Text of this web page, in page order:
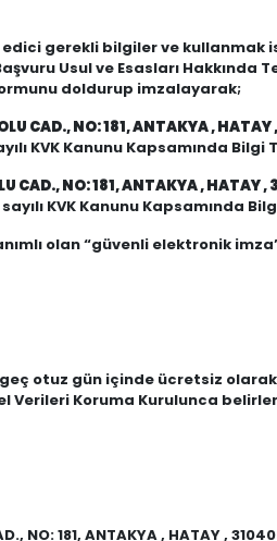
gerekli bilgiler ve kullanmak
Usul ve Esasları Hakkında
doldurup imzalayarak;
CAD., NO: 181, ANTAKYA ,
KVK Kanunu Kapsamında Bilgi
CAD., NO: 181, ANTAKYA , HATAY ,
KVK Kanunu Kapsamında
olan “güvenli elektronik
otuz gün içinde ücretsiz
Verileri Koruma Kurulunca
NO: 181, ANTAKYA , HATAY , 31040